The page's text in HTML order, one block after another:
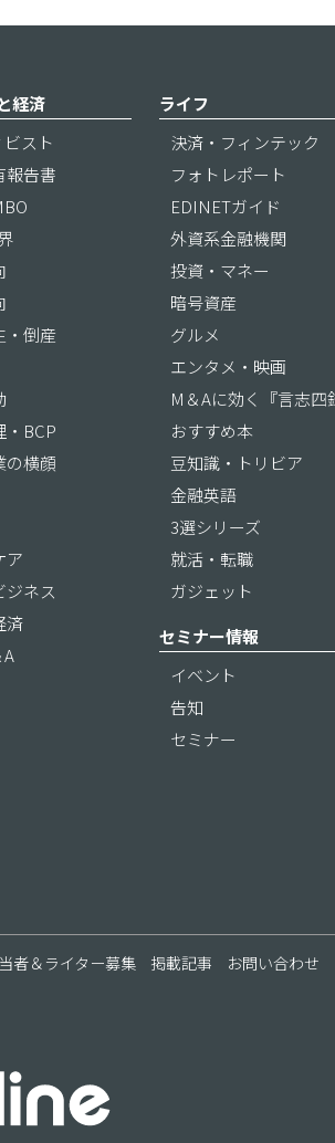
経済
ビスト
報告書
・倒産
・BCP
の横顔
ア
ジネス
済
ライフ
決済・フィンテック
フォトレポート
EDINETガイド
外資系金融機関
投資・マネー
暗号資産
グルメ
エンタメ・映画
M＆Aに効く『言志四
おすすめ本
豆知識・トリビア
金融英語
3選シリーズ
就活・転職
ガジェット
セミナー情報
イベント
告知
セミナー
者＆ライター募集 掲載記事
お問い合わせ